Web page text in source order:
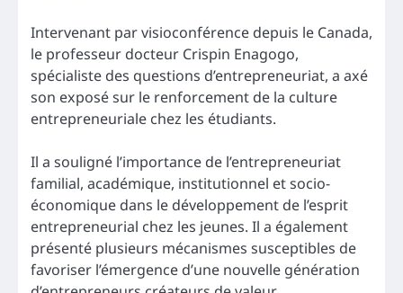
Intervenant par visioconférence depuis le Canada,
le professeur docteur Crispin Enagogo,
spécialiste des questions d’entrepreneuriat, a axé
son exposé sur le renforcement de la culture
entrepreneuriale chez les étudiants.
Il a souligné l’importance de l’entrepreneuriat
familial, académique, institutionnel et socio-
économique dans le développement de l’esprit
entrepreneurial chez les jeunes. Il a également
présenté plusieurs mécanismes susceptibles de
favoriser l’émergence d’une nouvelle génération